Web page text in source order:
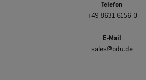
Telefon
+49 8631 6156-0
E-Mail
sales@odu.de